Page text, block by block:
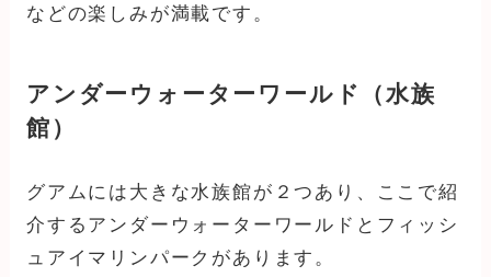
などの楽しみが満載です。
アンダーウォーターワールド（水族
館）
グアムには大きな水族館が２つあり、ここで紹
介するアンダーウォーターワールドとフィッシ
ュアイマリンパークがあります。